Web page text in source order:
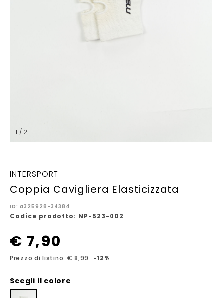
1 / 2
INTERSPORT
Coppia Cavigliera Elasticizzata
ID: a325928-34384
Codice prodotto: NP-523-002
€ 7,90
Prezzo di listino: € 8,99 -12%
Scegli il colore